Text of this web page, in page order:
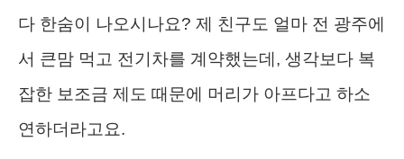
다 한숨이 나오시나요? 제 친구도 얼마 전 광주에
서 큰맘 먹고 전기차를 계약했는데, 생각보다 복
잡한 보조금 제도 때문에 머리가 아프다고 하소
연하더라고요.